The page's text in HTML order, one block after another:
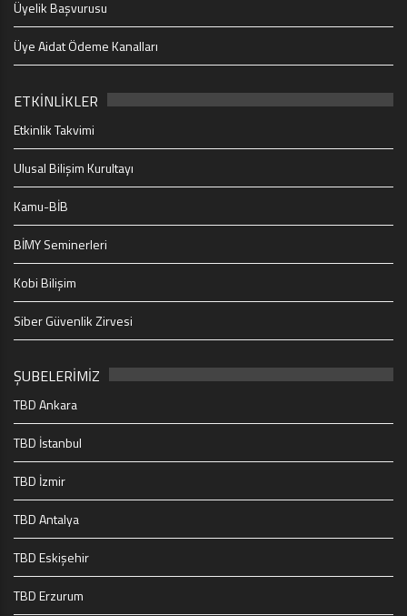
Üyelik Başvurusu
Üye Aidat Ödeme Kanalları
ETKİNLİKLER
Etkinlik Takvimi
Ulusal Bilişim Kurultayı
Kamu-BİB
BİMY Seminerleri
Kobi Bilişim
Siber Güvenlik Zirvesi
ŞUBELERİMİZ
TBD Ankara
TBD İstanbul
TBD İzmir
TBD Antalya
TBD Eskişehir
TBD Erzurum